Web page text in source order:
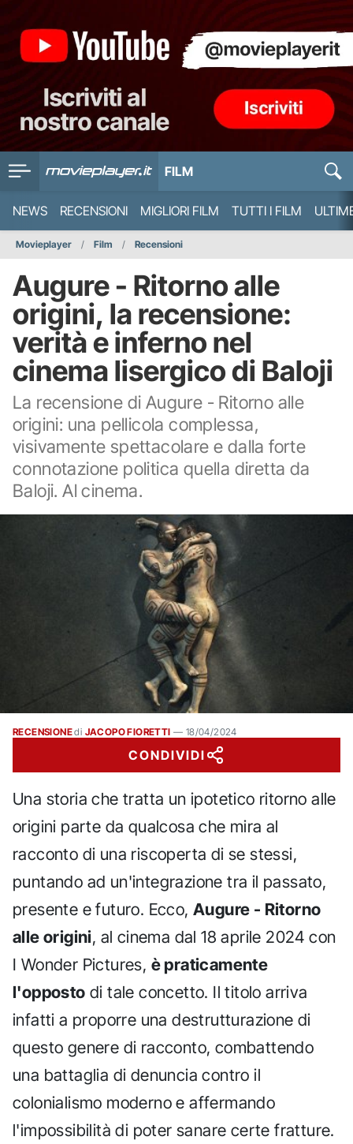
FILM
NEWS RECENSIONI MIGLIORI FILM TUTTI I FILM
Movieplayer Film Recensioni
Augure - Ritorno alle
origini, la recensione:
verità e inferno nel
cinema lisergico di Baloji
La recensione di Augure - Ritorno alle
origini: una pellicola complessa,
visivamente spettacolare e dalla forte
connotazione politica quella diretta da
Baloji. Al cinema.
RECENSIONEdi JACOPO FIORETTI — 18/04/2024
CONDIVIDI
Una storia che tratta un ipotetico ritorno alle
origini parte da qualcosa che mira al
racconto di una riscoperta di se stessi,
puntando ad un'integrazione tra il passato,
presente e futuro. Ecco, Augure - Ritorno
alle origini, al cinema dal 18 aprile 2024 con
I Wonder Pictures, è praticamente
l'opposto di tale concetto. Il titolo arriva
infatti a proporre una destrutturazione di
questo genere di racconto, combattendo
una battaglia di denuncia contro il
colonialismo moderno e affermando
l'impossibilità di poter sanare certe fratture.